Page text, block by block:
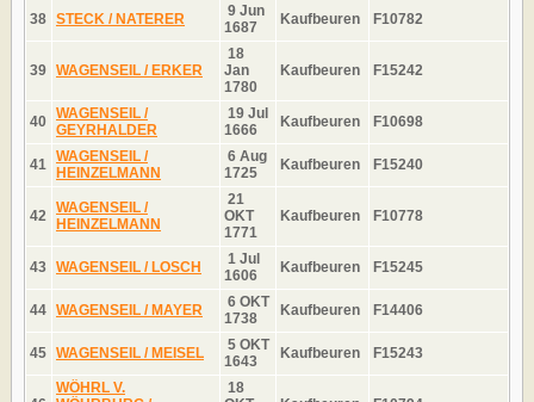
38 STECK / NATERER
9 Jun
1687
Kaufbeuren F10782
39 WAGENSEIL / ERKER
18
Jan
1780
Kaufbeuren F15242
40 WAGENSEIL /
GEYRHALDER
19 Jul
1666
Kaufbeuren F10698
41 WAGENSEIL /
HEINZELMANN
6 Aug
1725
Kaufbeuren F15240
42 WAGENSEIL /
HEINZELMANN
21
OKT
1771
Kaufbeuren F10778
43 WAGENSEIL / LOSCH
1 Jul
1606
Kaufbeuren F15245
44 WAGENSEIL / MAYER
6 OKT
1738
Kaufbeuren F14406
45 WAGENSEIL / MEISEL
5 OKT
1643
Kaufbeuren F15243
WÖHRL V.
18